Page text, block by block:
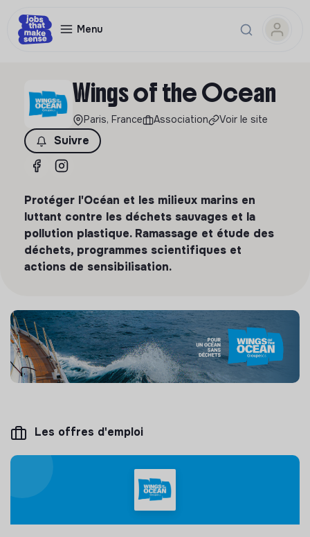
Menu
Wings of the Ocean
Paris, France Association Voir le site
Suivre
Protéger l'Océan et les milieux marins en
luttant contre les déchets sauvages et la
pollution plastique. Ramassage et étude des
déchets, programmes scientifiques et
actions de sensibilisation.
Les offres d'emploi